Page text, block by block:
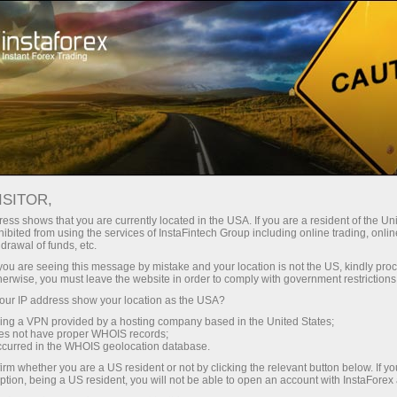
For Traders Forex Analytics
Analytical Reviews
Trading plan
16.01.2025 04:19 AM
Recommandations et Analyse de
Trading pour GBP/USD le 16 janvier :
La Livre Fluctue aussi Rapidement
qu'elle Monte
shows that you are currently located in the USA. If you are a resident of the
from using the services of InstaFintech Group including online trading,
of funds, etc.
are seeing this message by mistake and your location is not the US, kindly
you must leave the website in order to comply with government
IP address show your location as the USA?
a VPN provided by a hosting company based in the United States;
not have proper WHOIS records;
in the WHOIS geolocation database.
whether you are a US resident or not by clicking the relevant button below. If
being a US resident, you will not be able to open an account with InstaForex